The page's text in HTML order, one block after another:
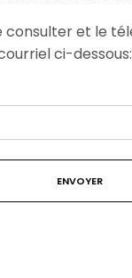
consulter et le
ci-dessous: